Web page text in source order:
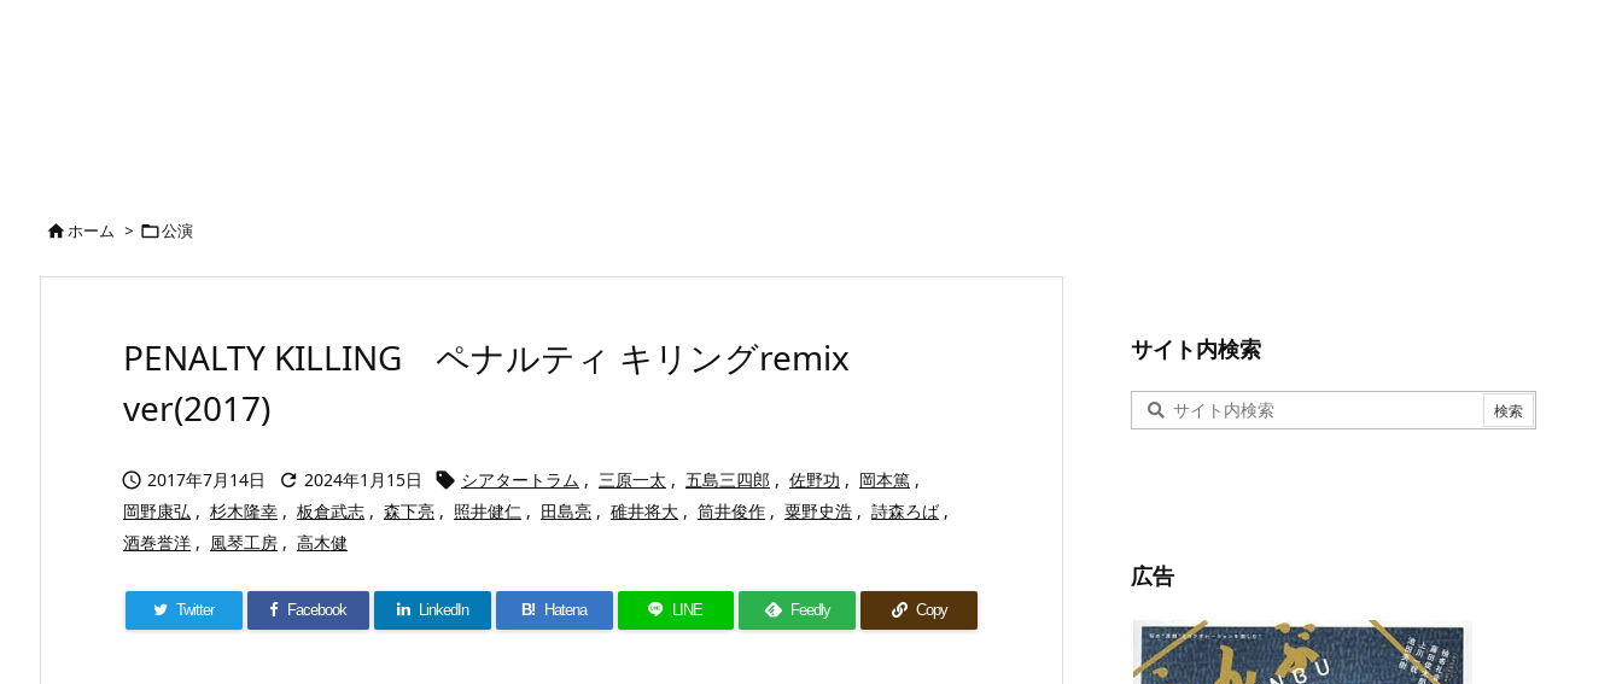
ホーム > 公演
PENALTY KILLING ペナルティ キリングremix
ver(2017)
 2017年7月14日  2024年1月15日  シアタートラム , 三原一太 , 五島三四郎 , 佐野功 , 岡本篤 ,
岡野康弘 , 杉木隆幸 , 板倉武志 , 森下亮 , 照井健仁 , 田島亮 , 碓井将大 , 筒井俊作 , 粟野史浩 , 詩森ろば ,
酒巻誉洋 , 風琴工房 , 高木健
Twitter Facebook LinkedIn B! Hatena LINE Feedly Copy
サイト内検索
広告